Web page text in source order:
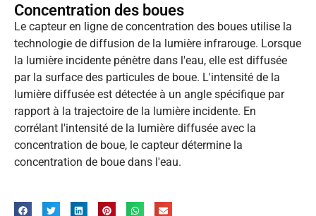
Concentration des boues
Le capteur en ligne de concentration des boues utilise la
technologie de diffusion de la lumière infrarouge. Lorsque
la lumière incidente pénètre dans l'eau, elle est diffusée
par la surface des particules de boue. L'intensité de la
lumière diffusée est détectée à un angle spécifique par
rapport à la trajectoire de la lumière incidente. En
corrélant l'intensité de la lumière diffusée avec la
concentration de boue, le capteur détermine la
concentration de boue dans l'eau.